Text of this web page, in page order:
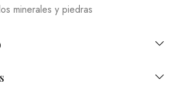
minerales y piedras